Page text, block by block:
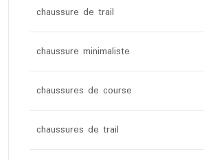
chaussure de trail
chaussure minimaliste
chaussures de course
chaussures de trail